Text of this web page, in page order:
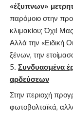
«έξυπνων»
παρόμοιο στην
κλιμακίου; Όχι!
Αλλά την «Ειδική
ξένων, την
Συνδυασμένα
αρδεύσεων
Στην περιοχή
φωτοβολταϊκά,